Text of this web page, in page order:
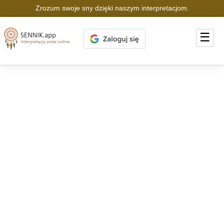
Zrozum swoje sny dzięki naszym interpretacjom.
☰